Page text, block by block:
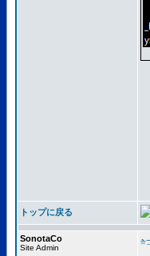
トップに戻る
SonotaCo
Site Admin